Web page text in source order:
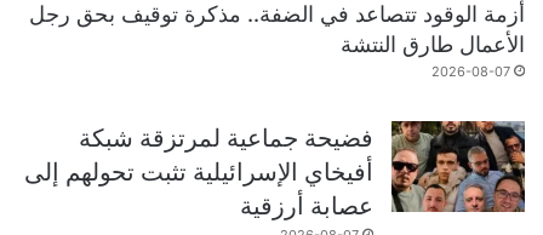
أزمة الوقود تتصاعد في الضفة.. مذكرة توقيف بحق رجل
الأعمال طارق النتشة
2026-08-07
فضيحة جماعية لمرتزقة شبكة
أفيخاي الإسرائيلية تثبت تحولهم إلى
عصابة أرزقية